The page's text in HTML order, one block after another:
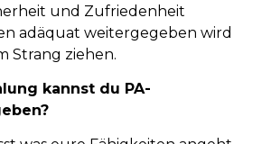
und Zufriedenheit
adäquat weitergegeben wird
Strang ziehen.
kannst du PA-